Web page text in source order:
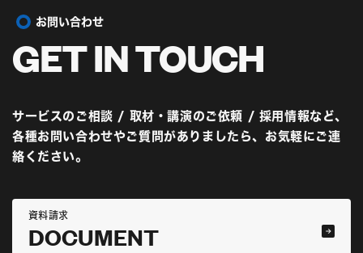
お問い合わせ
GET INTOUCH
サービスのご相談 / 取材・講演のご依頼 / 採用情報など、
各種お問い合わせやご質問がありましたら、お気軽にご連
絡ください。
資料請求
DOCUMENT